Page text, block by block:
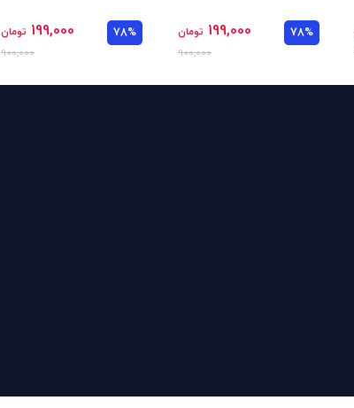
78%
199,000 تومان
900,000
78%
199,000 تومان
900,000